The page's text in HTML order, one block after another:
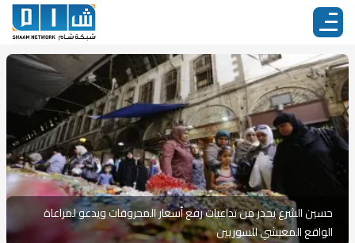
حسين الشرع يحذر من تداعيات رفع أسعار المحروقات ويدعو لمراعاة
الواقع المعيشي للسوريين